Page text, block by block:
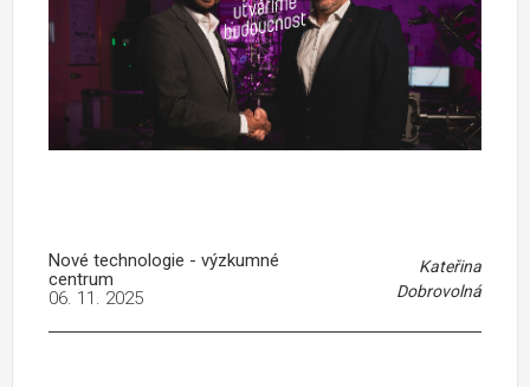
Nové technologie - výzkumné
centrum
Kateřina
Dobrovolná
06. 11. 2025